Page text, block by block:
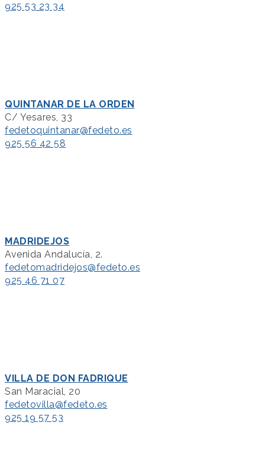
925 53 23 34
QUINTANAR DE LA ORDEN
C/ Yesares, 33
fedetoquintanar@fedeto.es
925 56 42 58
MADRIDEJOS
Avenida Andalucía, 2.
fedetomadridejos@fedeto.es
925 46 71 07
VILLA DE DON FADRIQUE
San Maracial, 20
fedetovilla@fedeto.es
925 19 57 53